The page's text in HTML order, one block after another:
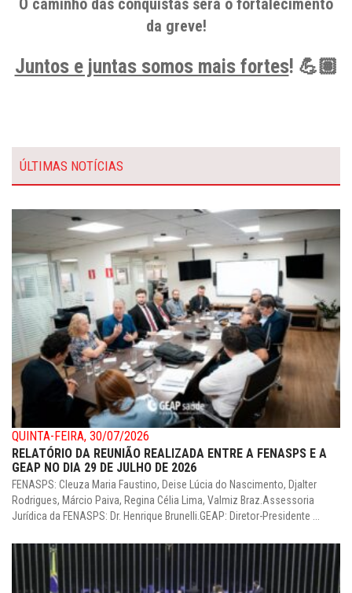
da greve!
Juntos e juntas somos mais fortes! 💪🏽
ÚLTIMAS NOTÍCIAS
QUINTA-FEIRA, 30/07/2026
RELATÓRIO DA REUNIÃO REALIZADA ENTRE A FENASPS E A
GEAP NO DIA 29 DE JULHO DE 2026
FENASPS: Cleuza Maria Faustino, Deise Lúcia do Nascimento, Djalter
Rodrigues, Márcio Paiva, Regina Célia Lima, Valmiz Braz.Assessoria
Jurídica da FENASPS: Dr. Henrique Brunelli.GEAP: Diretor-Presidente ...